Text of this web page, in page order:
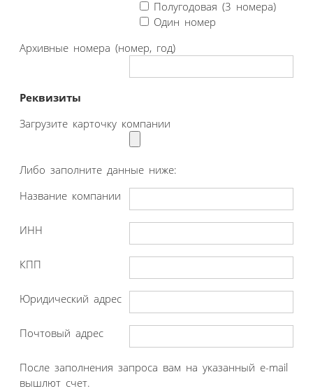
Полугодовая (3 номера)
Один номер
Архивные номера (номер, год)
Реквизиты
Загрузите карточку компании
Либо заполните данные ниже:
Название компании
ИНН
КПП
Юридический адрес
Почтовый адрес
После заполнения запроса вам на указанный e-mail
вышлют счет.